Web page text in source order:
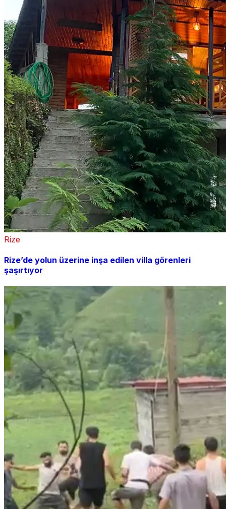
Rize
Rize’de yolun üzerine inşa edilen villa görenleri
şaşırtıyor